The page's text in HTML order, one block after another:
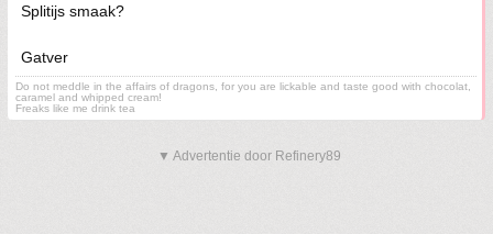
Splitijs smaak?
Gatver
Do not meddle in the affairs of dragons, for you are lickable and taste good with chocolat,
caramel and whipped cream!
Freaks like me drink tea
▼ Advertentie door Refinery89